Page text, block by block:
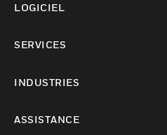
LOGICIEL
SERVICES
INDUSTRIES
ASSISTANCE